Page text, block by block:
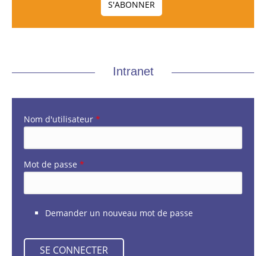
Intranet
Nom d'utilisateur *
Mot de passe *
Demander un nouveau mot de passe